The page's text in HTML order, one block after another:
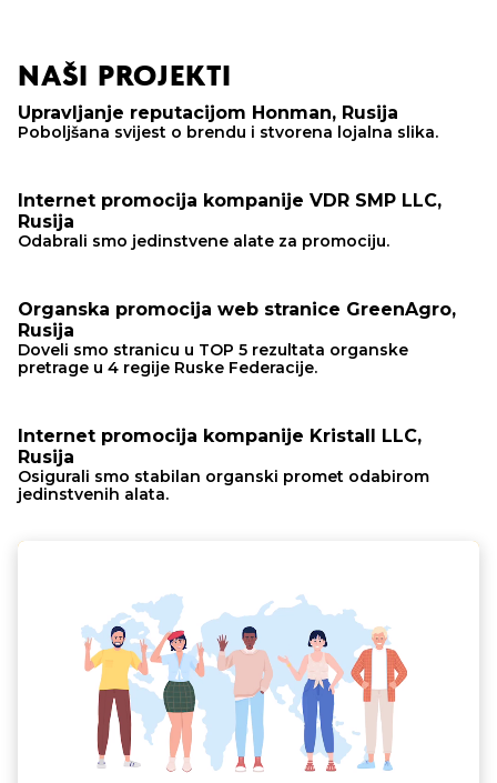
NAŠI PROJEKTI
Upravljanje reputacijom Honman, Rusija
Poboljšana svijest o brendu i stvorena lojalna slika.
Internet promocija kompanije VDR SMP LLC,
Rusija
Odabrali smo jedinstvene alate za promociju.
Organska promocija web stranice GreenAgro,
Rusija
Doveli smo stranicu u TOP 5 rezultata organske
pretrage u 4 regije Ruske Federacije.
Internet promocija kompanije Kristall LLC,
Rusija
Osigurali smo stabilan organski promet odabirom
jedinstvenih alata.